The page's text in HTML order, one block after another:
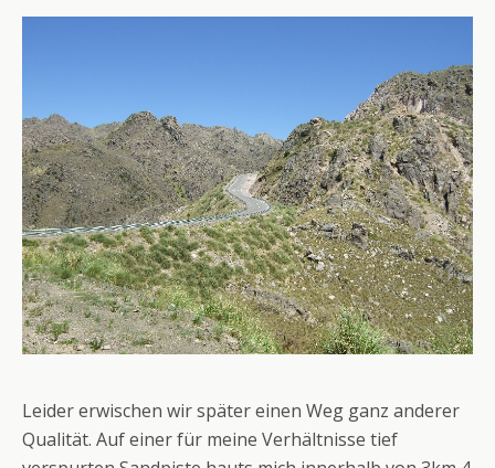
Leider erwischen wir später einen Weg ganz anderer
Qualität. Auf einer für meine Verhältnisse tief